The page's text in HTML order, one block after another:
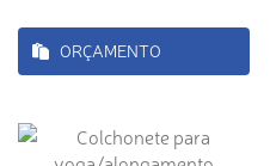
ORÇAMENTO